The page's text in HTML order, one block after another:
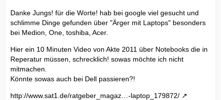
Danke Jungs! für die Worte! hab bei google viel gesucht und
schlimme Dinge gefunden über "Ärger mit Laptops" besonders
bei Medion, One, toshiba, Acer.
Hier ein 10 Minuten Video von Akte 2011 über Notebooks die in
Reperatur müssen, schrecklich! sowas möchte ich nicht
mitmachen.
Könnte sowas auch bei Dell passieren?!
http://www.sat1.de/ratgeber_magaz…-laptop_179872/